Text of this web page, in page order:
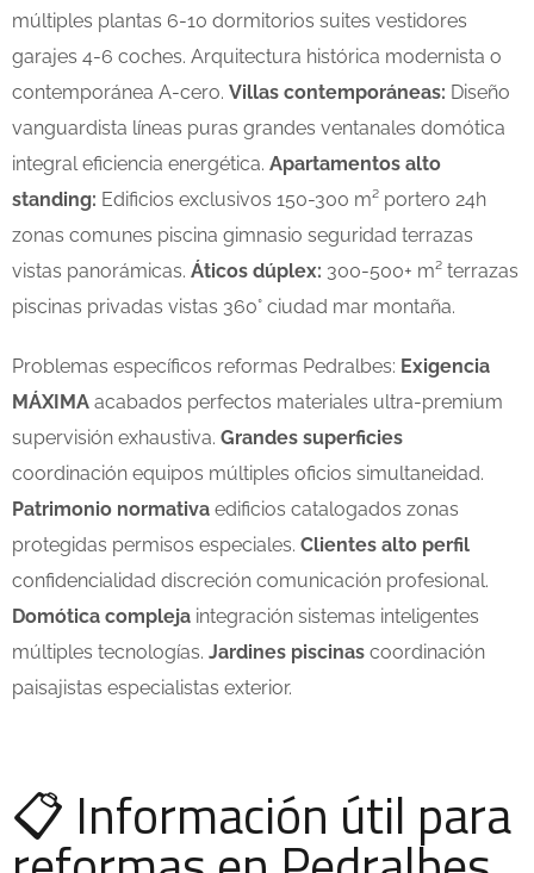
múltiples plantas 6-10 dormitorios suites vestidores
garajes 4-6 coches. Arquitectura histórica modernista o
contemporánea A-cero. Villas contemporáneas: Diseño
vanguardista líneas puras grandes ventanales domótica
integral eficiencia energética. Apartamentos alto
standing: Edificios exclusivos 150-300 m² portero 24h
zonas comunes piscina gimnasio seguridad terrazas
vistas panorámicas. Áticos dúplex: 300-500+ m² terrazas
piscinas privadas vistas 360° ciudad mar montaña.
Problemas específicos reformas Pedralbes: Exigencia
MÁXIMA acabados perfectos materiales ultra-premium
supervisión exhaustiva. Grandes superficies
coordinación equipos múltiples oficios simultaneidad.
Patrimonio normativa edificios catalogados zonas
protegidas permisos especiales. Clientes alto perfil
confidencialidad discreción comunicación profesional.
Domótica compleja integración sistemas inteligentes
múltiples tecnologías. Jardines piscinas coordinación
paisajistas especialistas exterior.
📋 Información útil para